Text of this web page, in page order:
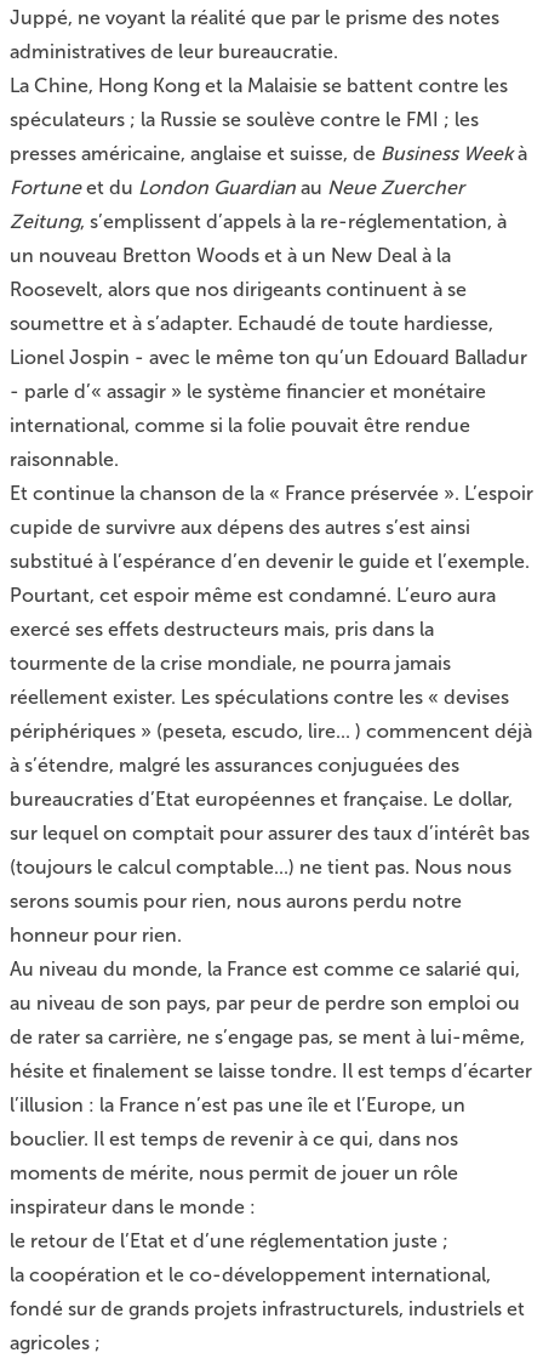
Juppé, ne voyant la réalité que par le prisme des notes
administratives de leur bureaucratie.
La Chine, Hong Kong et la Malaisie se battent contre les
spéculateurs ; la Russie se soulève contre le FMI ; les
presses américaine, anglaise et suisse, de Business Weekà
Fortuneet du London Guardian au Neue Zuercher
Zeitung, s’emplissent d’appels à la re-réglementation, à
un nouveau Bretton Woods et à un New Deal à la
Roosevelt, alors que nos dirigeants continuent à se
soumettre et à s’adapter. Echaudé de toute hardiesse,
Lionel Jospin - avec le même ton qu’un Edouard Balladur
- parle d’« assagir » le système financier et monétaire
international, comme si la folie pouvait être rendue
raisonnable.
Et continue la chanson de la « France préservée ». L’espoir
cupide de survivre aux dépens des autres s’est ainsi
substitué à l’espérance d’en devenir le guide et l’exemple.
Pourtant, cet espoir même est condamné. L’euro aura
exercé ses effets destructeurs mais, pris dans la
tourmente de la crise mondiale, ne pourra jamais
réellement exister. Les spéculations contre les « devises
périphériques » (peseta, escudo, lire... ) commencent déjà
à s’étendre, malgré les assurances conjuguées des
bureaucraties d’Etat européennes et française. Le dollar,
sur lequel on comptait pour assurer des taux d’intérêt bas
(toujours le calcul comptable...) ne tient pas. Nous nous
serons soumis pour rien, nous aurons perdu notre
honneur pour rien.
Au niveau du monde, la France est comme ce salarié qui,
au niveau de son pays, par peur de perdre son emploi ou
de rater sa carrière, ne s’engage pas, se ment à lui-même,
hésite et finalement se laisse tondre. Il est temps d’écarter
l’illusion : la France n’est pas une île et l’Europe, un
bouclier. Il est temps de revenir à ce qui, dans nos
moments de mérite, nous permit de jouer un rôle
inspirateur dans le monde :
le retour de l’Etat et d’une réglementation juste ;
la coopération et le co-développement international,
fondé sur de grands projets infrastructurels, industriels et
agricoles ;